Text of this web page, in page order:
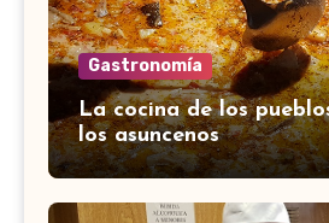
Gastronomía
La cocina de los
los asuncenos